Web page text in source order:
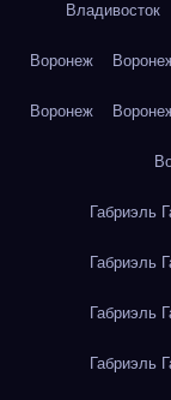
Владивосток
Воронеж
Воронеж
Габриэль
Габриэль
Габриэль
Габриэль